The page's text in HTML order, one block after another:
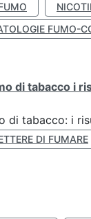
FUMO-
di tabacco i
di tabacco: i
DI FUMARE